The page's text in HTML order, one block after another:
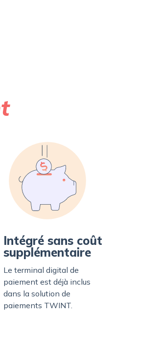
Intégré sans coût
supplémentaire
Le terminal digital de
paiement est déjà inclus
dans la solution de
paiements TWINT.